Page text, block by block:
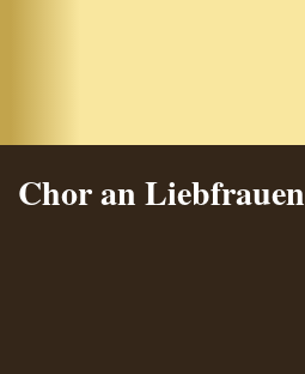
Chor an Liebfrauen